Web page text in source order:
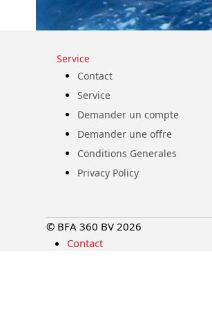
Service
Contact
Service
Demander un compte
Demander une offre
Conditions Generales
Privacy Policy
© BFA 360 BV 2026
Contact